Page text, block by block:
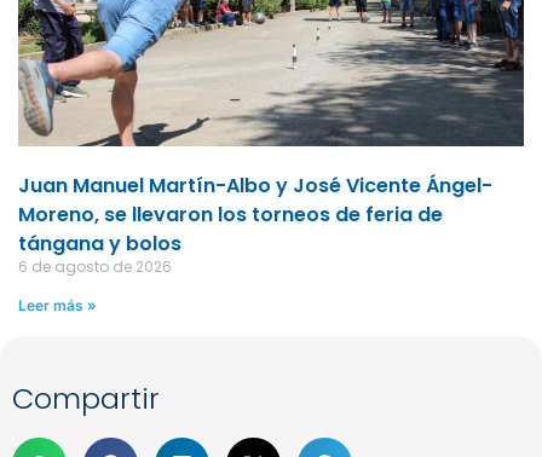
Juan Manuel Martín-Albo y José Vicente Ángel-
Moreno, se llevaron los torneos de feria de
tángana y bolos
6 de agosto de 2026
Leer más »
Compartir